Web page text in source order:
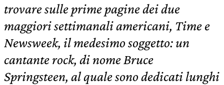
trovare sulle prime pagine dei due
maggiori settimanali americani, Time e
Newsweek, il medesimo soggetto: un
cantante rock, di nome Bruce
Springsteen, al quale sono dedicati lunghi